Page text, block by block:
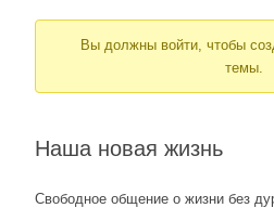
Вы должны войти, чтобы
темы.
Наша новая жизнь
Свободное общение о жизни без